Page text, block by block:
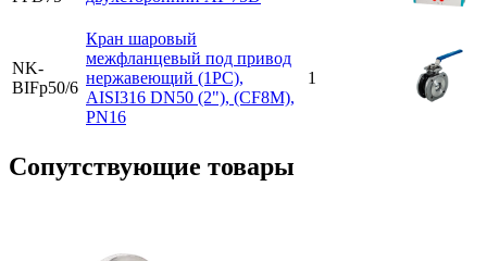
NK-
BIFp50/6
Кран шаровый
межфланцевый под привод
нержавеющий (1PC),
AISI316 DN50 (2"), (CF8М),
PN16
1
Cопутствующие товары